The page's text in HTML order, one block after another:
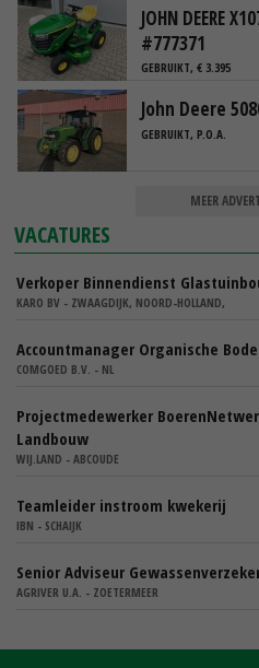
JOHN DEERE
#777371
GEBRUIKT, € 3.395
John Deere
GEBRUIKT, P.O.A.
MEER
VACATURES
Verkoper Binnendienst
KARO BV - ZWAAGDIJK, NOORD-HOLLAND,
Accountmanager Organische
COMGOED B.V. - NL
Projectmedewerker
Landbouw
WIJ.LAND - ABCOUDE
Teamleider instroom kwekerij
IBN - SCHAIJK
Senior Adviseur
AGRIVER U.A. - ZOETERMEER